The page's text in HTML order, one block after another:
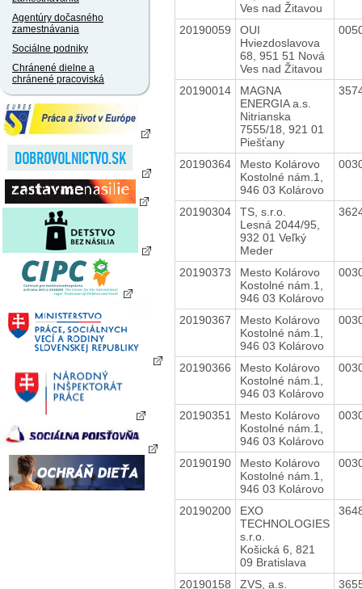
Agentúry dočasného
zamestnávania
Sociálne podniky
Chránené dielne a
chránené pracoviská
Ves nad Žitavou
20190059
OUI
Hviezdoslavova
68, 951 51 Nová
Ves nad Žitavou
20190014
MAGNA
ENERGIA a.s.
Nitrianska
7555/18, 921 01
Piešťany
20190364
Mesto Kolárovo
Kostolné nám.1,
946 03 Kolárovo
20190304
TS, s.r.o.
Lesná 2044/95,
932 01 Veľký
Meder
20190373
Mesto Kolárovo
Kostolné nám.1,
946 03 Kolárovo
20190367
Mesto Kolárovo
Kostolné nám.1,
946 03 Kolárovo
20190366
Mesto Kolárovo
Kostolné nám.1,
946 03 Kolárovo
20190351
Mesto Kolárovo
Kostolné nám.1,
946 03 Kolárovo
20190190
Mesto Kolárovo
Kostolné nám.1,
946 03 Kolárovo
20190200
EXO
TECHNOLOGIES
s.r.o.
Košická 6, 821
09 Bratislava
20190158
ZVS, a.s.